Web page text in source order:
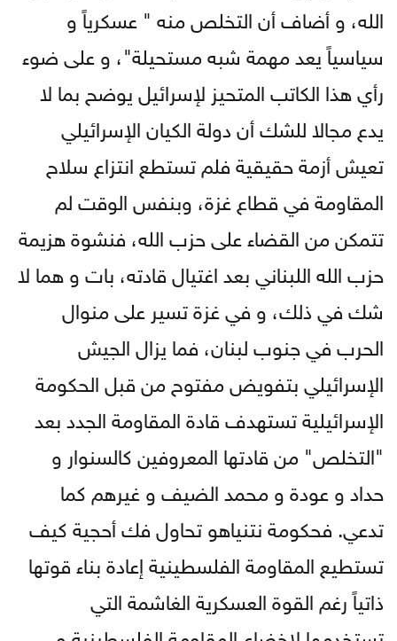
الله، و أضاف أن التخلص منه " عسكرياً و
سياسياً يعد مهمة شبه مستحيلة"، و على ضوء
رأي هذا الكاتب المتحيز لإسرائيل يوضح بما لا
يدع مجالا للشك أن دولة الكيان الإسرائيلي
تعيش أزمة حقيقية فلم تستطع انتزاع سلاح
المقاومة في قطاع غزة، وبنفس الوقت لم
تتمكن من القضاء على حزب الله، فنشوة هزيمة
حزب الله اللبناني بعد اغتيال قادته، بات و هما لا
شك في ذلك، و في غزة تسير على منوال
الحرب في جنوب لبنان، فما يزال الجيش
الإسرائيلي بتفويض مفتوح من قبل الحكومة
الإسرائيلية تستهدف قادة المقاومة الجدد بعد
"التخلص" من قادتها المعروفين كالسنوار و
حداد و عودة و محمد الضيف و غيرهم كما
تدعي. فحكومة نتنياهو تحاول فك أحجية كيف
تستطيع المقاومة الفلسطينية إعادة بناء قوتها
ذاتياً رغم القوة العسكرية الغاشمة التي